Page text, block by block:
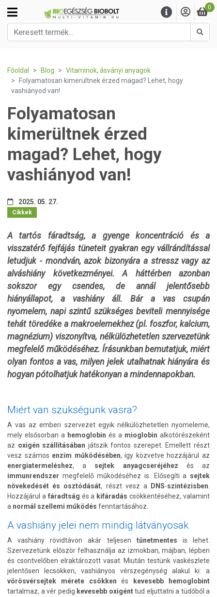
0
Főoldal Blog
Vitaminok, ásványi anyagok
Folyamatosan kimerültnek érzed magad? Lehet, hogy
vashiányod van!
Folyamatosan
kimerültnek érzed
magad? Lehet, hogy
vashiányod van!
2025. 05. 27.
Cikkek
A tartós fáradtság, a gyenge koncentráció és a
visszatérő fejfájás tüneteit gyakran egy vállrándítással
letudjuk - mondván, azok bizonyára a stressz vagy az
alváshiány következményei.A háttérben azonban
sokszor egy csendes, de annál jelentősebb
hiányállapot, a vashiány áll. Bár a vas csupán
nyomelem, napi szintű szükséges beviteli mennyisége
tehát töredéke a makroelemekhez (pl. foszfor, kalcium,
magnézium) viszonyítva, nélkülözhetetlen szervezetünk
megfelelő működéséhez. Írásunkban bemutatjuk, miért
olyan fontos a vas, milyen jelek utalhatnak hiányára és
hogyan pótolhatjuk hatékonyan a mindennapokban.
Miért van szükségünk vasra?
A vas az emberi szervezet egyik nélkülözhetetlen nyomeleme,
mely elsősorban a hemoglobin és a mioglobin alkotórészeként
az oxigén szállításában játszik fontos szerepet. Emellett részt
vesz számos enzim működésében, így közvetve hozzájárul az
energiatermeléshez, a sejtek anyagcseréjéhez és az
immunrendszer megfelelő működéséhez is. Elősegíti a sejtek
növekedését és osztódását, részt vesz a DNS-szintézisben
Hozzájárul a fáradtság és a kifáradáscsökkentéséhez, valamint
a normál szellemi működés fenntartásához.
A vashiány jelei nem mindig látványosak
A vashiány rövidtávon akár teljesen tünetmentes is lehet.
Szervezetünk először felhasználja az izmokban, májban, lépben
és csontvelőben elraktározott vasat. Miután testünk vaskészlete
jelentősen lecsökken, vashiányos vérszegénység alakul ki: a
vörösvérsejtek mérete csökkenés
kevesebb hemoglobint
tartalmaz, a vér pedig kevesebb oxigénttud eljuttatni a tüdőből a